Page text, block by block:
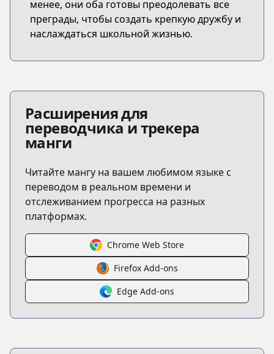
менее, они оба готовы преодолевать все
преграды, чтобы создать крепкую дружбу и
наслаждаться школьной жизнью.
Расширения для
переводчика и трекера
манги
Читайте мангу на вашем любимом языке с
переводом в реальном времени и
отслеживанием прогресса на разных
платформах.
Chrome Web Store
Firefox Add-ons
Edge Add-ons